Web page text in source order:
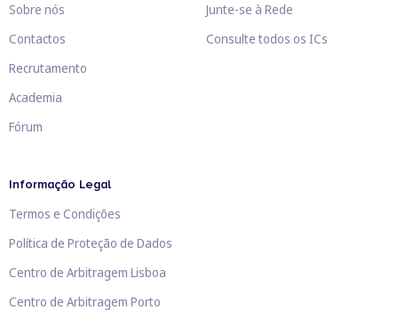
Sobre nós
Contactos
Recrutamento
Academia
Fórum
Junte-se à Rede
Consulte todos os ICs
Informação Legal
Termos e Condições
Política de Proteção de Dados
Centro de Arbitragem Lisboa
Centro de Arbitragem Porto